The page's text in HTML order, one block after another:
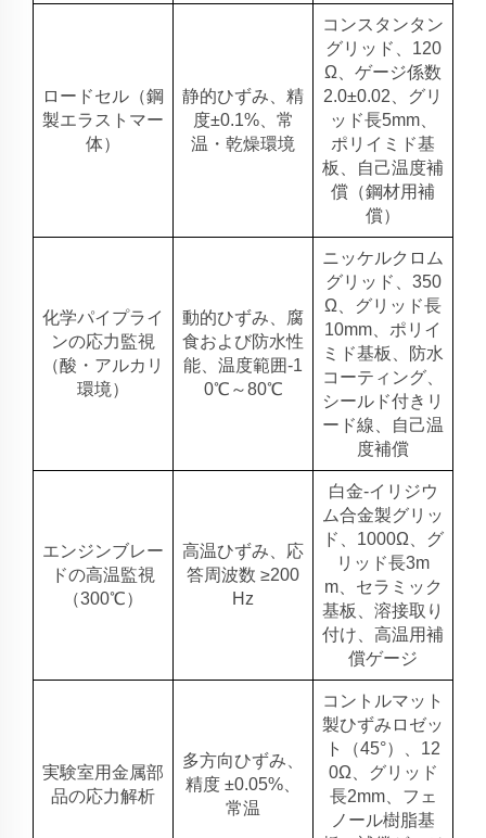
ロードセル（鋼
製エラストマー
体）
静的ひずみ、精
度±0.1%、常
温・乾燥環境
コンスタンタン
グリッド、120
Ω、ゲージ係数
2.0±0.02、グリ
ッド長5mm、
ポリイミド基
板、自己温度補
償（鋼材用補
償）
化学パイプライ
ンの応力監視
（酸・アルカリ
環境）
動的ひずみ、腐
食および防水性
能、温度範囲-1
0℃～80℃
ニッケルクロム
グリッド、350
Ω、グリッド長
10mm、ポリイ
ミド基板、防水
コーティング、
シールド付きリ
ード線、自己温
度補償
エンジンブレー
ドの高温監視
（300℃）
高温ひずみ、応
答周波数 ≥200
Hz
白金-イリジウ
ム合金製グリッ
ド、1000Ω、グ
リッド長3m
m、セラミック
基板、溶接取り
付け、高温用補
償ゲージ
実験室用金属部
品の応力解析
多方向ひずみ、
精度 ±0.05%、
常温
コントルマット
製ひずみロゼッ
ト（45°）、12
0Ω、グリッド
長2mm、フェ
ノール樹脂基